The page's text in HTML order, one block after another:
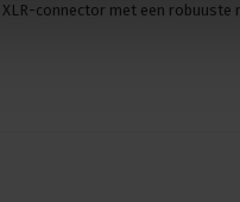
connector met een robuuste